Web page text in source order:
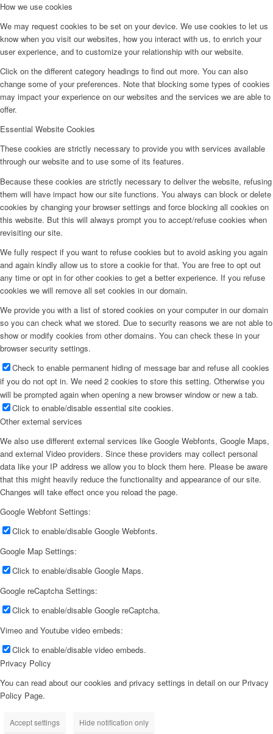
How we use cookies
We may request cookies to be set on your device. We use cookies to let us
know when you visit our websites, how you interact with us, to enrich your
user experience, and to customize your relationship with our website.
Click on the different category headings to find out more. You can also
change some of your preferences. Note that blocking some types of cookies
may impact your experience on our websites and the services we are able to
offer.
Essential Website Cookies
These cookies are strictly necessary to provide you with services available
through our website and to use some of its features.
Because these cookies are strictly necessary to deliver the website, refusing
them will have impact how our site functions. You always can block or delete
cookies by changing your browser settings and force blocking all cookies on
this website. But this will always prompt you to accept/refuse cookies when
revisiting our site.
We fully respect if you want to refuse cookies but to avoid asking you again
and again kindly allow us to store a cookie for that. You are free to opt out
any time or opt in for other cookies to get a better experience. If you refuse
cookies we will remove all set cookies in our domain.
We provide you with a list of stored cookies on your computer in our domain
so you can check what we stored. Due to security reasons we are not able to
show or modify cookies from other domains. You can check these in your
browser security settings.
Check to enable permanent hiding of message bar and refuse all cookies
if you do not opt in. We need 2 cookies to store this setting. Otherwise you
will be prompted again when opening a new browser window or new a tab.
Click to enable/disable essential site cookies.
Other external services
We also use different external services like Google Webfonts, Google Maps,
and external Video providers. Since these providers may collect personal
data like your IP address we allow you to block them here. Please be aware
that this might heavily reduce the functionality and appearance of our site.
Changes will take effect once you reload the page.
Google Webfont Settings:
Click to enable/disable Google Webfonts.
Google Map Settings:
Click to enable/disable Google Maps.
Google reCaptcha Settings:
Click to enable/disable Google reCaptcha.
Vimeo and Youtube video embeds:
Click to enable/disable video embeds.
Privacy Policy
You can read about our cookies and privacy settings in detail on our Privacy
Policy Page.
Accept settings Hide notification only